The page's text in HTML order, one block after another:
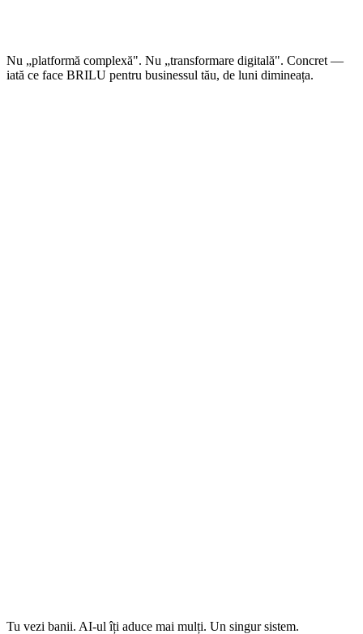
Nu „platformă complexă". Nu „transformare digitală". Concret —
iată ce face BRILU pentru businessul tău, de luni dimineața.
Tu vezi banii. AI-ul îți aduce mai mulți. Un singur sistem.